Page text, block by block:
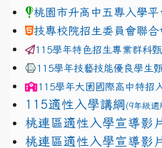
桃園市升高中五專入學平
技專校院招生委員會聯合
115學年特色招生專業群科
115學年技藝技能優良學生
115學年大園國際高中特招
115適性入學講綱 (9年級適
link to https://
桃連區適性入學宣導影
link to https://
桃連區適性入學宣導影